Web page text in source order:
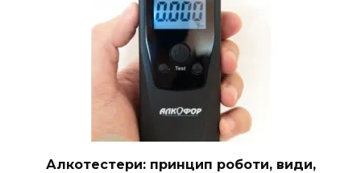
Алкотестери: принцип роботи, види,